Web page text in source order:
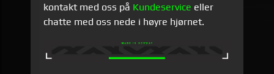
kontakt med oss på Kundeservice eller
chatte med oss nede i høyre hjørnet.